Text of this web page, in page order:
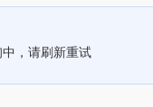
，请刷新重试